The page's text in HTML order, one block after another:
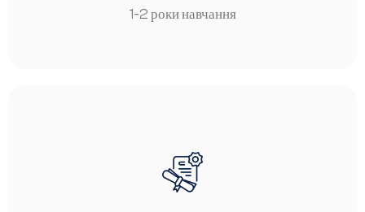
1-2 роки навчання